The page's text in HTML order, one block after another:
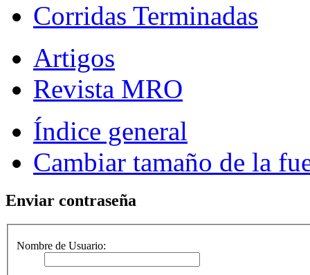
Corridas Terminadas
Artigos
Revista MRO
Índice general
Cambiar tamaño de la
Enviar contraseña
Nombre de Usuario: